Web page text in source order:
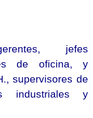
jefes
de oficina, y
supervisores de
industriales y